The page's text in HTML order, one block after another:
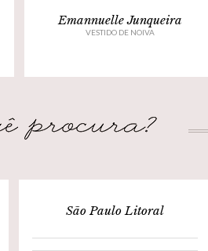
Emannuelle Junqueira
VESTIDO DE NOIVA
São Paulo Litoral